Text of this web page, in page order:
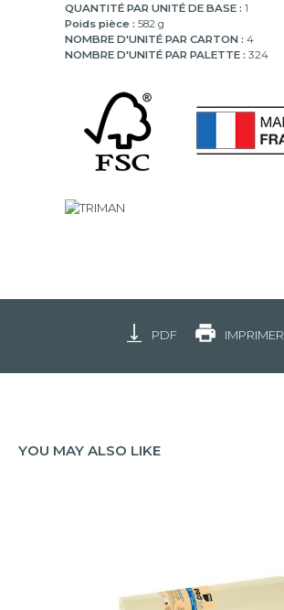
QUANTITÉ PAR UNITÉ DE BASE : 1
Poids pièce : 582 g
NOMBRE D'UNITÉ PAR CARTON : 4
NOMBRE D'UNITÉ PAR PALETTE : 324
PDF IMPRIMER
YOU MAY ALSO LIKE